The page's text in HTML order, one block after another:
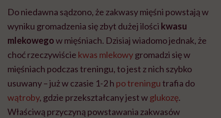
Do niedawna sądzono, że zakwasy mięśni powstają w
wyniku gromadzenia się zbyt dużej ilości kwasu
mlekowegow mięśniach. Dzisiaj wiadomo jednak, że
choć rzeczywiście kwas mlekowygromadzi się w
mięśniach podczas treningu, to jest z nich szybko
usuwany – już w czasie 1-2 h po treningutrafia do
wątroby, gdzie przekształcany jest wglukozę.
Właściwą przyczyną powstawania zakwasów